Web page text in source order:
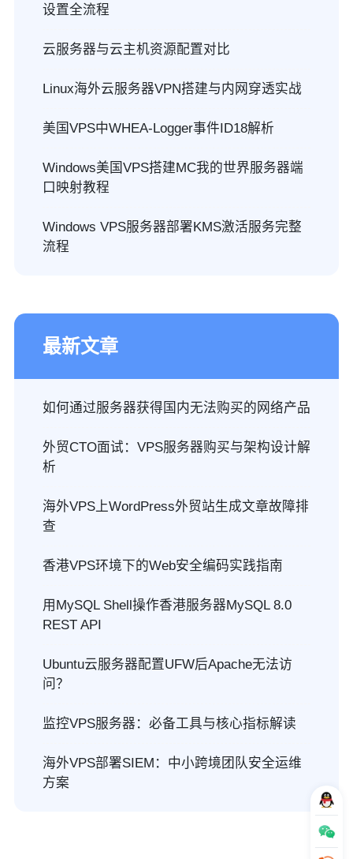
设置全流程
云服务器与云主机资源配置对比
Linux海外云服务器VPN搭建与内网穿透实战
美国VPS中WHEA-Logger事件ID18解析
Windows美国VPS搭建MC我的世界服务器端
口映射教程
Windows VPS服务器部署KMS激活服务完整
流程
最新文章
如何通过服务器获得国内无法购买的网络产品
外贸CTO面试：VPS服务器购买与架构设计解
析
海外VPS上WordPress外贸站生成文章故障排
查
香港VPS环境下的Web安全编码实践指南
用MySQL Shell操作香港服务器MySQL 8.0
REST API
Ubuntu云服务器配置UFW后Apache无法访
问？
监控VPS服务器：必备工具与核心指标解读
海外VPS部署SIEM：中小跨境团队安全运维
方案